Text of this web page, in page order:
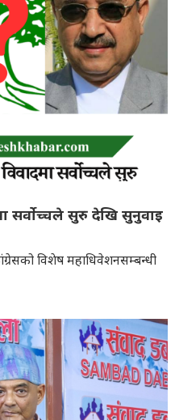
सर्वोच्चले सुरु देखि सुनुवाइ
विशेष महाधिवेशनसम्बन्धी